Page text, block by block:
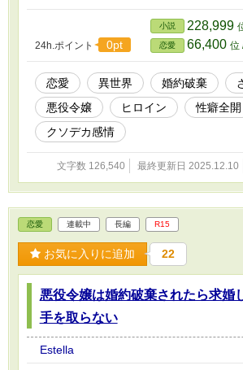
外法権が暗黙の了解になるほどの地位をひっ
完全に立場が逆転した二人の運命は、ある豪雪
度交わった。 『囚人』と『女王』。愛憎交わる
錯。 皇帝ノアリデアートの真意は。元皇帝への
の打倒に踏み切るマルガリータの本心は。 登
感情持ちです。
24h.ポイント 0pt
小説 228,999
恋愛 66,400 位
恋愛 異世界 婚約破棄
悪役令嬢
ヒロイン 性癖全開
クソデカ感情
文字数 126,540 最終更新日 2025.12.10
恋愛 連載中 長編 R15
お気に入りに追加 22
悪役令嬢は婚約破棄されたら求婚
手を取らない
Estella